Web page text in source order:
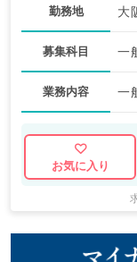
勤務地 大
募集科目 一
業務内容 一
お気に入り